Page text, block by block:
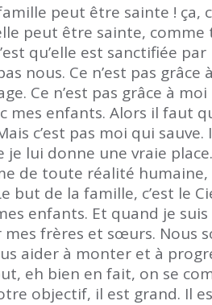
peut être sainte ! ça,
peut être sainte,
qu’elle est sanctifiée par
nous. Ce n’est pas
Ce n’est pas grâce à
mes enfants. Alors il faut
c’est pas moi qui
lui donne une vraie
de toute réalité humaine,
but de la famille, c’est le
enfants. Et quand je
frères et sœurs. Nous
aider à monter et à
eh bien en fait, on se
objectif, il est grand. Il